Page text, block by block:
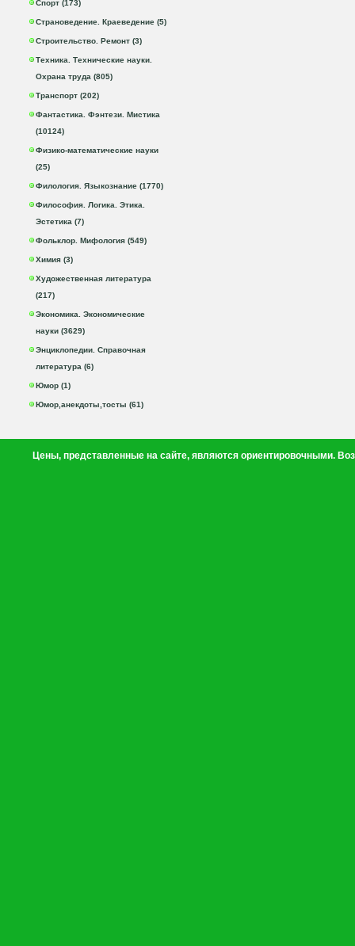
Спорт (173)
Страноведение. Краеведение (5)
Строительство. Ремонт (3)
Техника. Технические науки.
Охрана труда (805)
Транспорт (202)
Фантастика. Фэнтези. Мистика
(10124)
Физико-математические науки
(25)
Филология. Языкознание (1770)
Философия. Логика. Этика.
Эстетика (7)
Фольклор. Мифология (549)
Химия (3)
Художественная литература
(217)
Экономика. Экономические
науки (3629)
Энциклопедии. Справочная
литература (6)
Юмор (1)
Юмор,анекдоты,тосты (61)
Цены, представленные на сайте, являются ориентировочными.